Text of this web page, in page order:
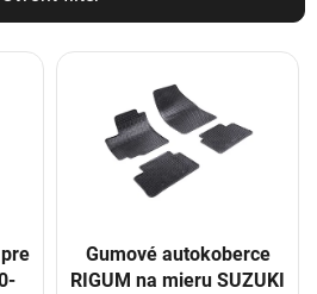
Gumové autokoberce
RIGUM na mieru SUZUKI